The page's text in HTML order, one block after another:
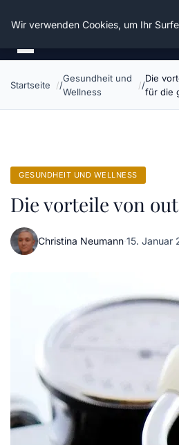
Die Schnitter
Startseite
Gesundheit und
Wellness
Die
für die
GESUNDHEIT UND WELLNESS
Die vorteile von
Christina Neumann·15. Januar
Wir verwenden Cookies, um Ihr